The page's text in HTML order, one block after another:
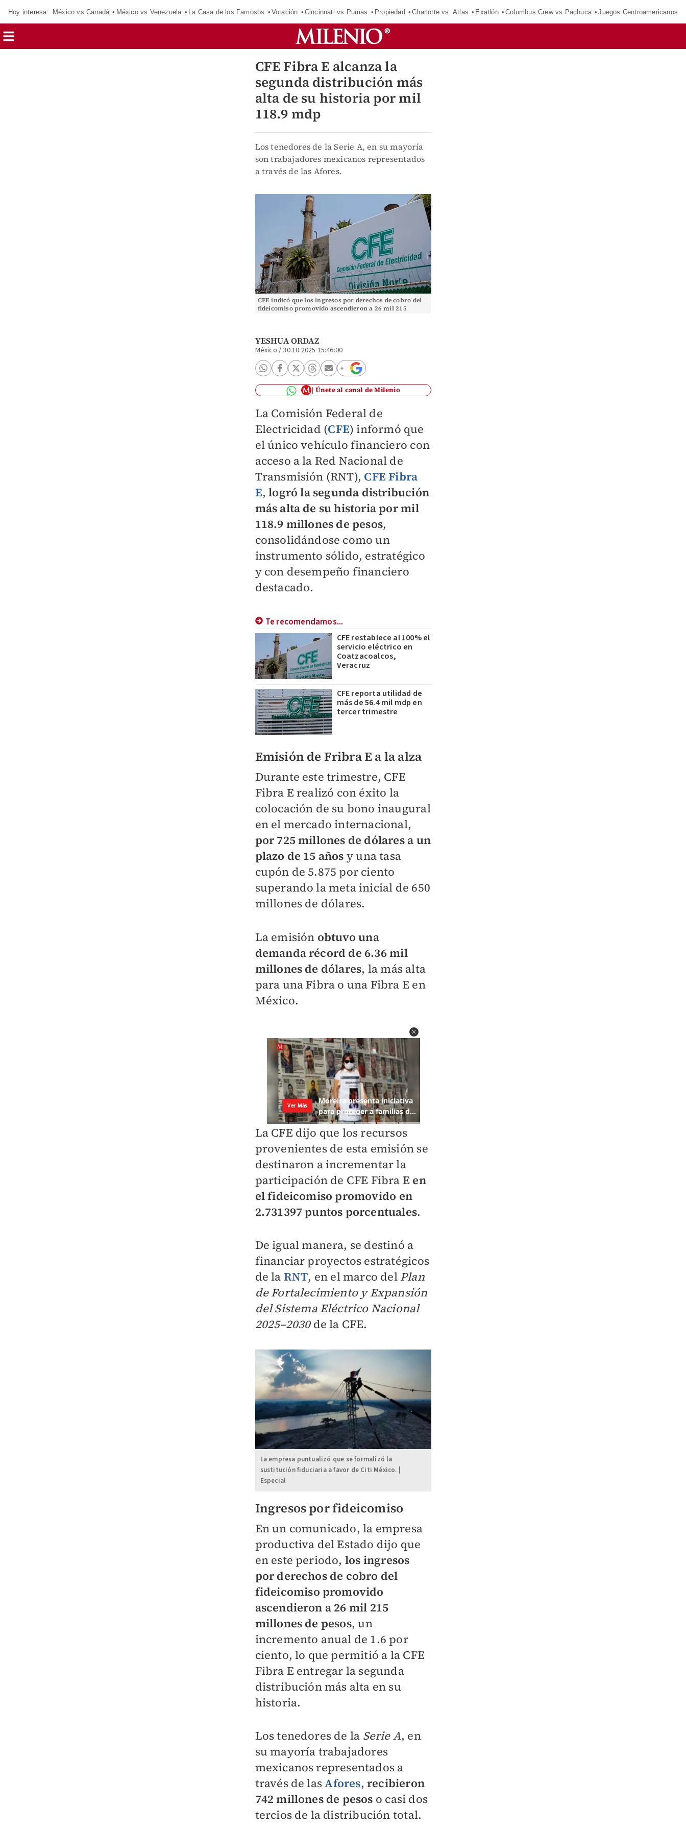
Hoy interesa: México vs Canadá México vs Venezuela La Casa de los Famosos Votación Cincinnati vs Pumas Propiedad Charlotte vs. Atlas Exatlón Columbus Crew vs Pachuca Juegos Centroamericanos
CFE Fibra E alcanza la
segunda distribución más
alta de su historia por mil
118.9 mdp
Los tenedores de la Serie A, en su mayoría
son trabajadores mexicanos representados
a través de las Afores.
CFE indicó que los ingresos por derechos de cobro del
fideicomiso promovido ascendieron a 26 mil 215
YESHUA ORDAZ
México /30.10.2025 15:46:00
Únete al canal de Milenio
La Comisión Federal de
Electricidad (CFE) informó que
el único vehículo financiero con
acceso a la Red Nacional de
Transmisión (RNT), CFE Fibra
E,logró la segunda distribución
más alta de su historia por mil
118.9 millones de pesos,
consolidándose como un
instrumento sólido, estratégico
y con desempeño financiero
destacado.
Te recomendamos...
CFE restablece al 100% el
servicio eléctrico en
Coatzacoalcos,
Veracruz
CFE reporta utilidad de
más de 56.4 mil mdp en
tercer trimestre
Emisión de Fribra E a la alza
Durante este trimestre, CFE
Fibra E realizó con éxito la
colocación de su bono inaugural
en el mercado internacional,
por 725 millones de dólares a un
plazo de 15 años y una tasa
cupón de 5.875 por ciento
superando la meta inicial de 650
millones de dólares.
La emisión obtuvo una
demanda récord de 6.36 mil
millones de dólares, la más alta
para una Fibra o una Fibra E en
México.
La CFE dijo que los recursos
provenientes de esta emisión se
destinaron a incrementar la
participación de CFE Fibra E en
el fideicomiso promovido en
2.731397 puntos porcentuales.
De igual manera, se destinó a
financiar proyectos estratégicos
de la RNT, en el marco del Plan
de Fortalecimiento y Expansión
del Sistema Eléctrico Nacional
2025–2030de la CFE.
La empresa puntualizó que se formalizó la
sustitución fiduciaria a favor de Citi México. |
Especial
Ingresos por fideicomiso
En un comunicado, la empresa
productiva del Estado dijo que
en este periodo, los ingresos
por derechos de cobro del
fideicomiso promovido
ascendieron a 26 mil 215
millones de pesos, un
incremento anual de 1.6 por
ciento, lo que permitió a la CFE
Fibra E entregar la segunda
distribución más alta en su
historia.
Los tenedores de la Serie A, en
su mayoría trabajadores
mexicanos representados a
través de lasAfores, recibieron
742 millones de pesos o casi dos
tercios de la distribución total.